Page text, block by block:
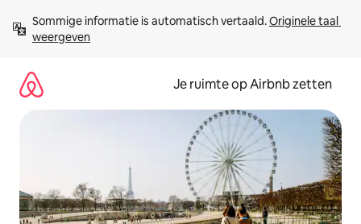
direct
naar
Sommige informatie is automatisch vertaald. Originele taal
weergeven
Je ruimte op Airbnb zetten